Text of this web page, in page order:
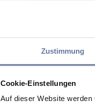
Zustimmung
Cookie-Einstellungen
Auf dieser Website